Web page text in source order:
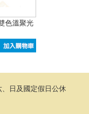
色溫聚光
日及國定假日公休